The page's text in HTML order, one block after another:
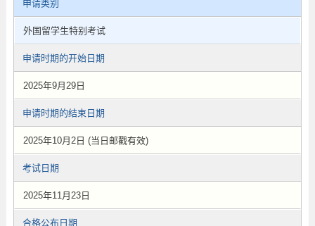
申请类别
外国留学生特别考试
申请时期的开始日期
2025年9月29日
申请时期的结束日期
2025年10月2日 (当日邮戳有效)
考试日期
2025年11月23日
合格公布日期